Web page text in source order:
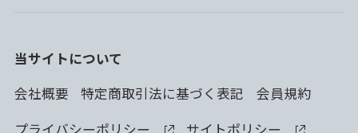
当サイトについて
会社概要
特定商取引法に基づく表記
会員規約
プライバシーポリシー
サイトポリシー